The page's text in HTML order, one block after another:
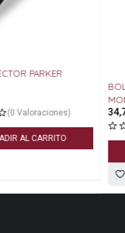
MONOCHROME NEGRO
34,70€
(0 Valoraciones)
AÑADIR AL CARRITO